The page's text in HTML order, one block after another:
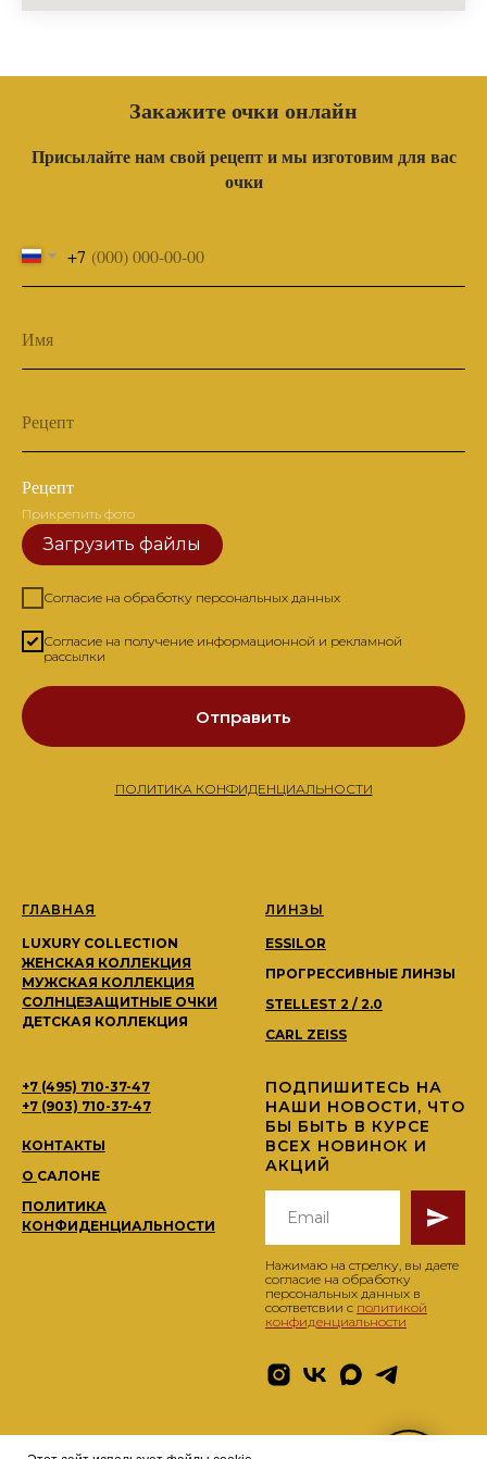
Закажите очки онлайн
Присылайте нам свой рецепт и мы изготовим для вас
очки
+7
Имя
Рецепт
Рецепт
Прикрепить фото
Загрузить файлы
Согласие на обработку персональных данных
Согласие на получение информационной и рекламной
рассылки
Отправить
ПОЛИТИКА КОНФИДЕНЦИАЛЬНОСТИ
ГЛАВНАЯ
LUXURY COLLECTION
ЖЕНСКАЯ КОЛЛЕКЦИЯ
МУЖСКАЯ КОЛЛЕКЦИЯ
СОЛНЦЕЗАЩИТНЫЕ ОЧКИ
ДЕТСКАЯ КОЛЛЕКЦИЯ
ЛИНЗЫ
ESSILOR
ПРОГРЕССИВНЫЕ ЛИНЗЫ
STELLEST 2 / 2.0
CARL ZEISS
+7 (495) 710-37-47
+7 (903) 710-37-47
КОНТАКТЫ
О САЛОНЕ
ПОЛИТИКА
КОНФИДЕНЦИАЛЬНОСТИ
ПОДПИШИТЕСЬ НА
НАШИ НОВОСТИ, ЧТО
БЫ БЫТЬ В КУРСЕ
ВСЕХ НОВИНОК И
АКЦИЙ
Нажимаю на стрелку, вы даете
согласие на обработку
персональных данных в
соответсвии с политикой
конфиденциальности